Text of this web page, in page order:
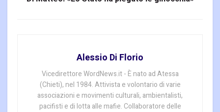
Alessio Di Florio
Vicedirettore WordNews.it - È nato ad Atessa
(Chieti), nel 1984. Attivista e volontario di varie
associazioni e movimenti culturali, ambientalisti,
pacifisti e di lotta alle mafie. Collaboratore delle